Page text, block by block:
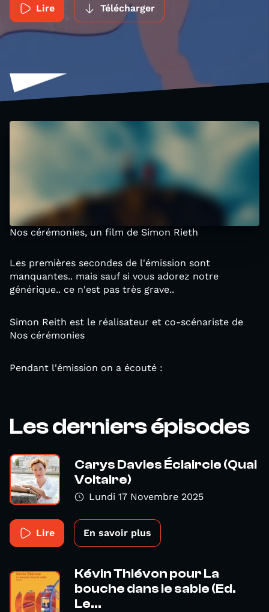
Lire Télécharger
Nos cérémonies, un film de Simon Rieth
Les premières secondes de l'émission sont
manquantes.. mais sauf si vous adorez notre
générique.. ce n'est pas très grave..
Simon Reith est le réalisateur et co-scénariste de
Nos cérémonies
Pendant l'émission on a écouté :
Les derniers épisodes
Carys Davies Éclaircie (Quai
Voltaire)
Lundi 17 Novembre 2025
Lire En savoir plus
Kévin Thiévon pour La
bouche dans le sable (Ed.
Le...